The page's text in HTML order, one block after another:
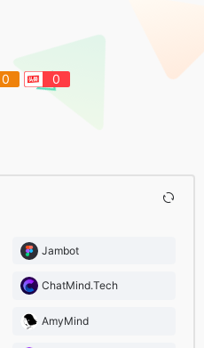
0 0
Jambot
ChatMind.Tech
AmyMind